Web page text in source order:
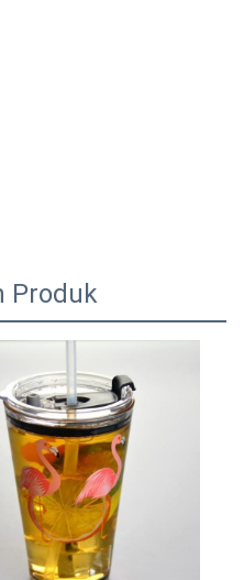
Produk